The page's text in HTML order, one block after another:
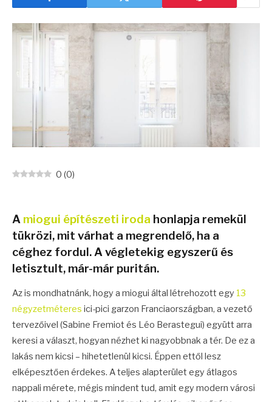
0 (0)
A miogui építészeti iroda honlapja remekül
tükrözi, mit várhat a megrendelő, ha a
céghez fordul. A végletekig egyszerű és
letisztult, már-már puritán.
Az is mondhatnánk, hogy a miogui által létrehozott egy 13
négyzetméteres ici-pici garzon Franciaországban, a vezető
tervezőivel (Sabine Fremiot és Léo Berastegui) együtt arra
keresi a választ, hogyan nézhet ki nagyobbnak a tér. De ez a
lakás nem kicsi – hihetetlenül kicsi. Éppen ettől lesz
elképesztően érdekes. A teljes alapterület egy átlagos
nappali mérete, mégis mindent tud, amit egy modern városi